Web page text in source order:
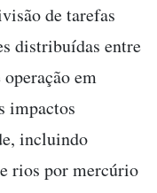
de tarefas
distribuídas entre
em
impactos
incluindo
rios por mercúrio